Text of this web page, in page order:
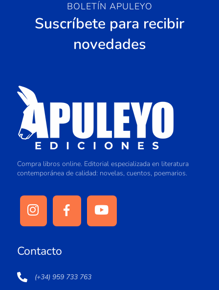
BOLETÍN APULEYO
Suscríbete para recibir
novedades
Compra libros online. Editorial especializada en literatura
contemporánea de calidad: novelas, cuentos, poemarios.
Contacto
(+34) 959 733 763